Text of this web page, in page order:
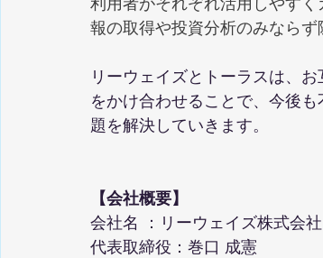
報の取得や投資分析のみならず
リーウェイズとトーラスは、
をかけ合わせることで、今後
題を解決していきます。
【会社概要】
会社名 ：リーウェイズ株式会社
代表取締役：巻口 成憲